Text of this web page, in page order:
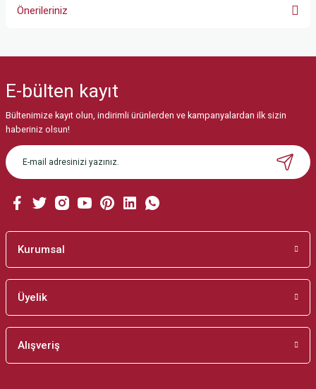
Önerileriniz
Görüş ve önerileriniz için teşekkür ederiz.
Ürün resmi kalitesiz, bozuk veya görüntülenemiyor.
Ürün açıklamasında eksik bilgiler bulunuyor.
Ürün bilgilerinde hatalar bulunuyor.
Bu ürüne benzer farklı alternatifler olmalı.
E-bülten kayıt
Bültenimize kayıt olun, indirimli ürünlerden ve kampanyalardan ilk sizin
haberiniz olsun!
Kurumsal
Üyelik
Alışveriş